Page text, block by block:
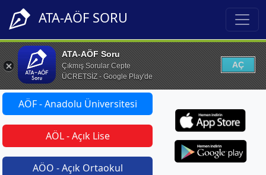
ATA-AÖF SORU
ATA-AÖF Soru
Çıkmış Sorular Cepte
ÜCRETSİZ - Google Play'de
AÇ
AÖF - Anadolu Üniversitesi
AÖL - Açık Lise
AÖO - Açık Ortaokul